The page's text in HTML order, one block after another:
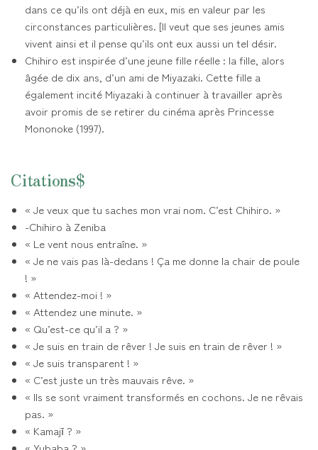
dans ce qu’ils ont déjà en eux, mis en valeur par les
circonstances particulières. [Il veut que ses jeunes amis
vivent ainsi et il pense qu’ils ont eux aussi un tel désir.
Chihiro est inspirée d’une jeune fille réelle : la fille, alors
âgée de dix ans, d’un ami de Miyazaki. Cette fille a
également incité Miyazaki à continuer à travailler après
avoir promis de se retirer du cinéma après Princesse
Mononoke (1997).
Citations$
« Je veux que tu saches mon vrai nom. C’est Chihiro. »
-Chihiro à Zeniba
« Le vent nous entraîne. »
« Je ne vais pas là-dedans ! Ça me donne la chair de poule
! »
« Attendez-moi ! »
« Attendez une minute. »
« Qu’est-ce qu’il a ? »
« Je suis en train de rêver ! Je suis en train de rêver ! »
« Je suis transparent ! »
« C’est juste un très mauvais rêve. »
« Ils se sont vraiment transformés en cochons. Je ne rêvais
pas. »
« Kamajī ? »